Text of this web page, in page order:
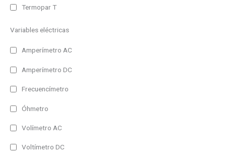
Pulsos
Relé
Funciones adicionales
Grabación Datos
Temperatura
Termopar T
Variables eléctricas
Amperímetro AC
Amperímetro DC
Frecuencímetro
Óhmetro
Volímetro AC
Voltímetro DC